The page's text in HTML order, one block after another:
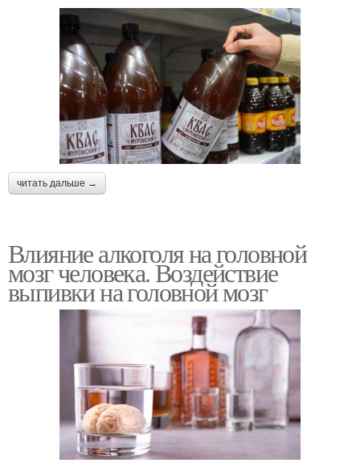
читать дальше →
Влияние алкоголя на головной
мозг человека. Воздействие
выпивки на головной мозг